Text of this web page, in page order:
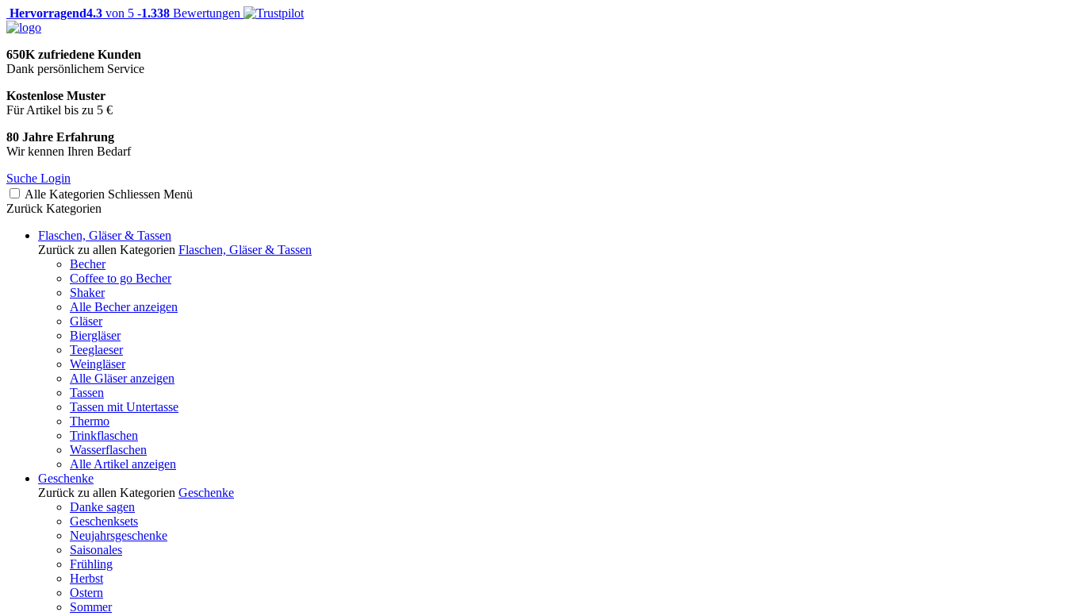
Hervorragend4.3 von 5 -1.338 Bewertungen
650K zufriedene Kunden
Dank persönlichem Service
Kostenlose Muster
Für Artikel bis zu 5 €
80 Jahre Erfahrung
Wir kennen Ihren Bedarf
Suche Login
Alle Kategorien Schliessen Menü
Zurück Kategorien
Flaschen, Gläser & Tassen
Zurück zu allen Kategorien Flaschen, Gläser & Tassen
Becher
Coffee to go Becher
Shaker
Alle Becher anzeigen
Gläser
Biergläser
Teeglaeser
Weingläser
Alle Gläser anzeigen
Tassen
Tassen mit Untertasse
Thermo
Trinkflaschen
Wasserflaschen
Alle Artikel anzeigen
Geschenke
Zurück zu allen Kategorien Geschenke
Danke sagen
Geschenksets
Neujahrsgeschenke
Saisonales
Frühling
Herbst
Ostern
Sommer